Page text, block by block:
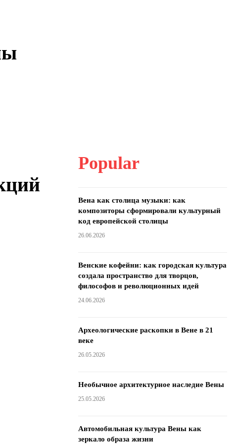
Popular
Вена как столица музыки: как
композиторы сформировали культурный
код европейской столицы
26.06.2026
Венские кофейни: как городская культура
создала пространство для творцов,
философов и революционных идей
24.06.2026
Археологические раскопки в Вене в 21
веке
26.05.2026
Необычное архитектурное наследие Вены
25.05.2026
Автомобильная культура Вены как
зеркало образа жизни